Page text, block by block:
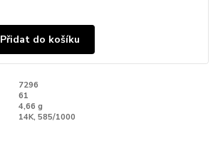
Přidat do košíku
7296
61
4,66 g
14K, 585/1000